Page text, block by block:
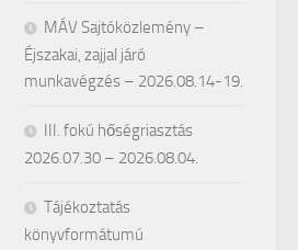
MÁV Sajtóközlemény –
Éjszakai, zajjal járó
munkavégzés – 2026.08.14-19.
III. fokú hőségriasztás
2026.07.30 – 2026.08.04.
Tájékoztatás
könyvformátumú